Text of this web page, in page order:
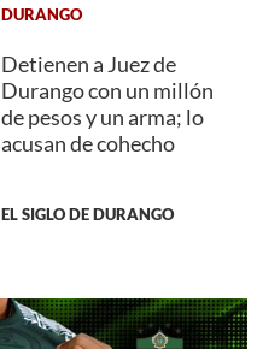
DURANGO
Detienen a Juez de
Durango con un millón
de pesos y un arma; lo
acusan de cohecho
EL SIGLO DE DURANGO